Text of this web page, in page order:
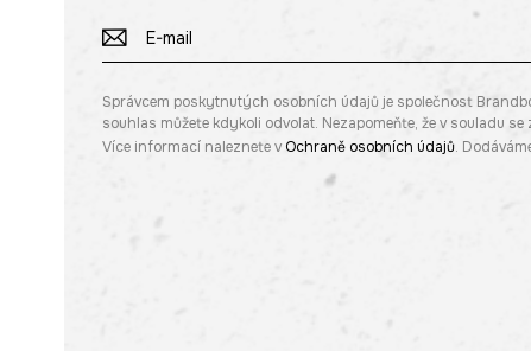
Správcem poskytnutých osobních údajů je společnost
souhlas můžete kdykoli odvolat. Nezapomeňte, že v souladu
Více informací naleznete v Ochraně osobních údajů.